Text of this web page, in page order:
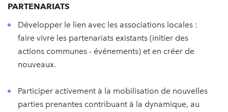
PARTENARIATS
Développer le lien avec les associations locales :
faire vivre les partenariats existants (initier des
actions communes - événements) et en créer de
nouveaux.
Participer activement à la mobilisation de nouvelles
parties prenantes contribuant à la dynamique, au